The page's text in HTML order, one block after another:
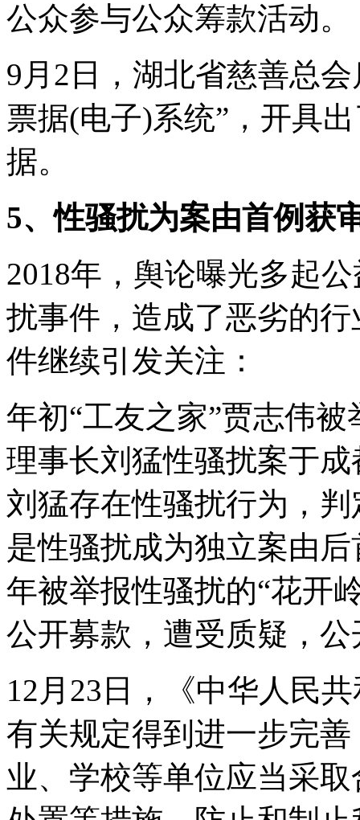
公众参与公众筹款活动。
9月2日，湖北省慈善总
票据(电子)系统”，开具
据。
5、性骚扰为案由首例获
2018年，舆论曝光多起
扰事件，造成了恶劣的
件继续引发关注：
年初“工友之家”贾志伟
理事长刘猛性骚扰案于
刘猛存在性骚扰行为，
是性骚扰成为独立案由
年被举报性骚扰的“花开
公开募款，遭受质疑，
12月23日，《中华人民
有关规定得到进一步完
业、学校等单位应当采